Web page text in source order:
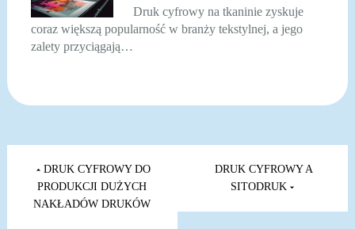
Druk cyfrowy na tkaninie zyskuje
coraz większą popularność w branży tekstylnej, a jego
zalety przyciągają…
Nawigacja
wpisu
DRUK CYFROWY DO
PRODUKCJI DUŻYCH
NAKŁADÓW DRUKÓW
DRUK CYFROWY A
SITODRUK